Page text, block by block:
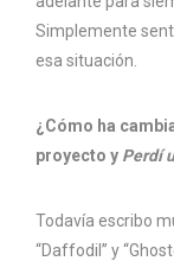
Simplemente
esa situación.
¿Cómo ha
proyecto y Perdí
Todavía escribo
“Daffodil” y